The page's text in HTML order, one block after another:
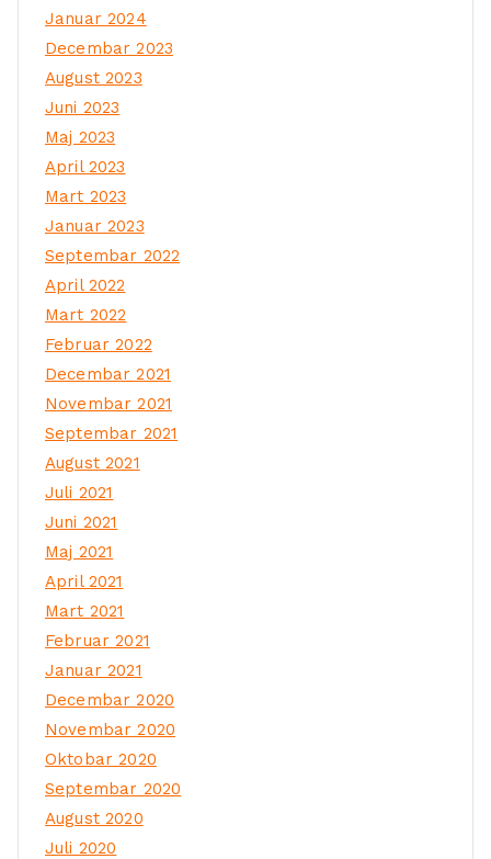
Januar 2024
Decembar 2023
August 2023
Juni 2023
Maj 2023
April 2023
Mart 2023
Januar 2023
Septembar 2022
April 2022
Mart 2022
Februar 2022
Decembar 2021
Novembar 2021
Septembar 2021
August 2021
Juli 2021
Juni 2021
Maj 2021
April 2021
Mart 2021
Februar 2021
Januar 2021
Decembar 2020
Novembar 2020
Oktobar 2020
Septembar 2020
August 2020
Juli 2020